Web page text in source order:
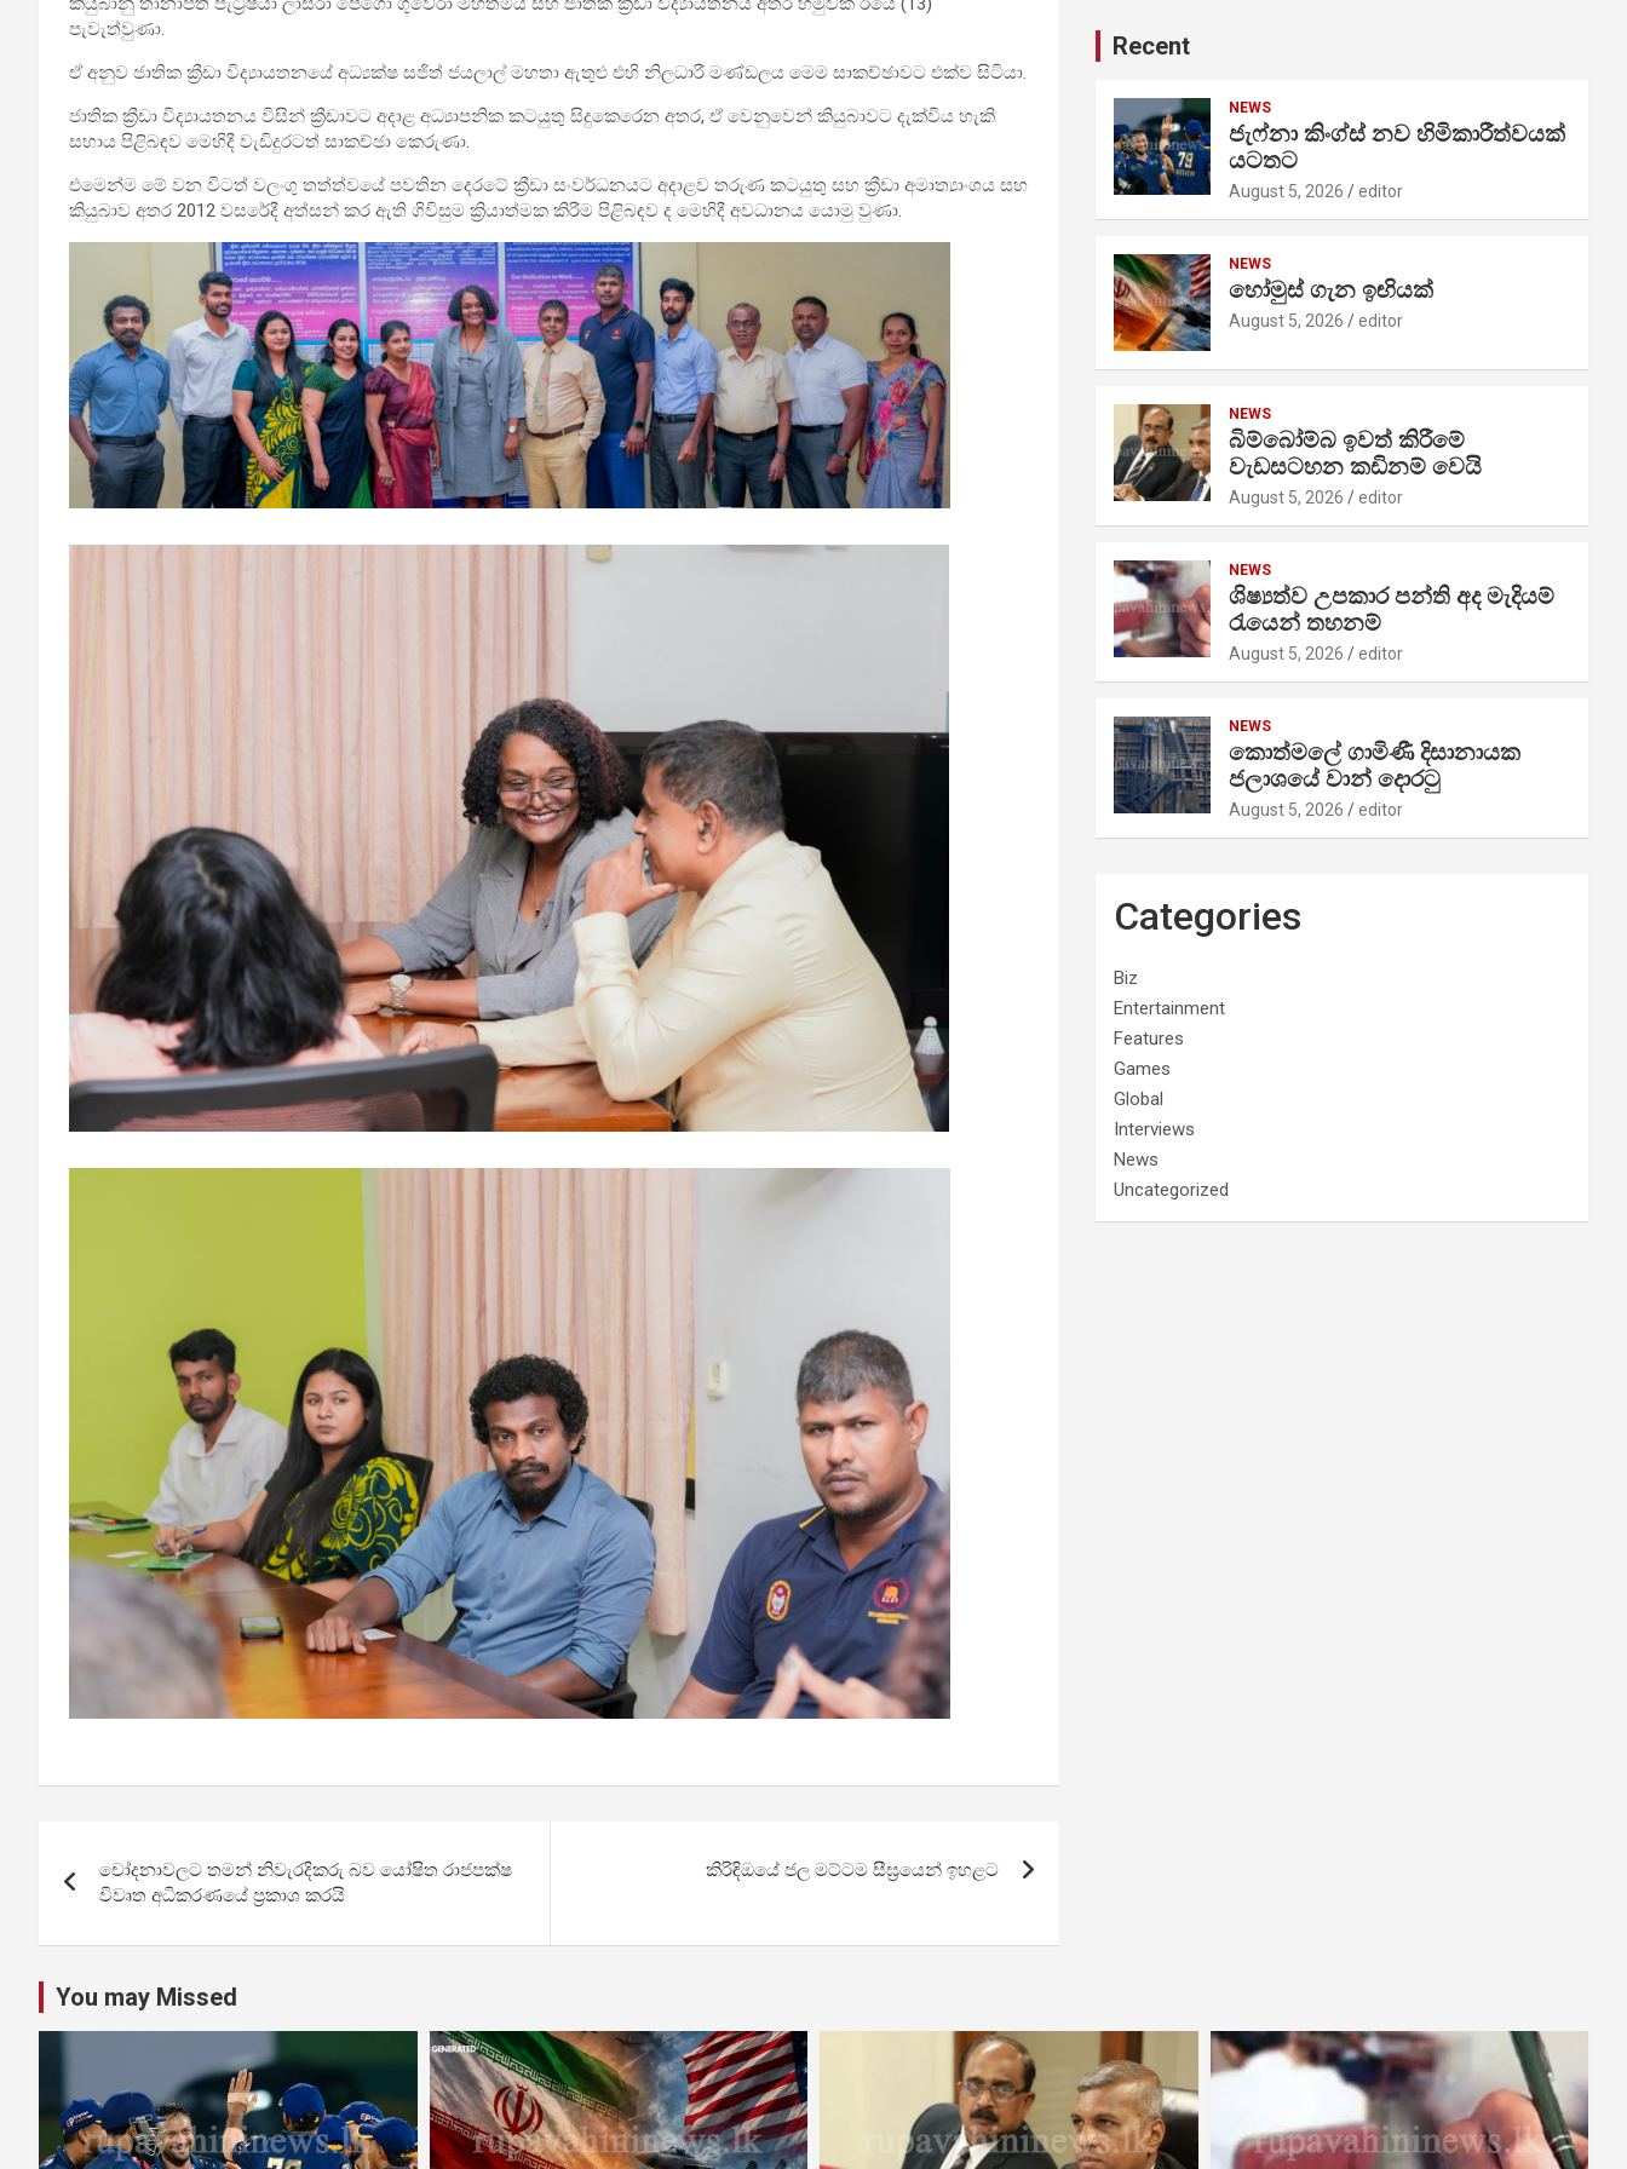
පැවැත්වුණා.
ඒ අනුව ජාතික ක්‍රීඩා විද්‍යායතනයේ අධ්‍යක්ෂ සජිත් ජයලාල් මහතා ඇතුළු එහි නිලධාරී මණ්ඩලය මෙම සාකච්ඡාවට එක්ව සිටියා.
ජාතික ක්‍රීඩා විද්‍යායතනය විසින් ක්‍රීඩාවට අදාළ අධ්‍යාපනික කටයුතු සිදුකෙරෙන අතර, ඒ වෙනුවෙන් කියුබාවට දැක්විය හැකි
සහාය පිළිබඳව මෙහිදී වැඩිදුරටත් සාකච්ඡා කෙරුණා.
එමෙන්ම මේ වන විටත් වලංගු තත්ත්වයේ පවතින දෙරටේ ක්‍රීඩා සංවර්ධනයට අදාළව තරුණ කටයුතු සහ ක්‍රීඩා අමාත්‍යාංශය සහ
කියුබාව අතර 2012 වසරේදී අත්සන් කර ඇති ගිවිසුම ක්‍රියාත්මක කිරීම පිළිබඳව ද මෙහිදී අවධානය යොමු වුණා.
navigation
චෝදනාවලට තමන් නිවැරදිකරු බව යෝෂිත රාජපක්ෂ
විවෘත අධිකරණයේ ප්‍රකාශ කරයි
කිරිඳිඔයේ ජල මට්ටම සීඝ්‍රයෙන් ඉහළට
Recent
NEWS
ජැෆ්නා කිංග්ස් නව හිමිකාරීත්වයක්
යටතට
August 5, 2026 editor
NEWS
හෝමුස් ගැන ඉඟියක්
August 5, 2026 editor
NEWS
බිම්බෝම්බ ඉවත් කිරීමේ
වැඩසටහන කඩිනම් වෙයි
August 5, 2026 editor
NEWS
ශිෂ්‍යත්ව උපකාර පන්ති අද මැදියම්
රැයෙන් තහනම්
August 5, 2026 editor
NEWS
කොත්මලේ ගාමිණී දිසානායක
ජලාශයේ වාන් දොරටු
August 5, 2026 editor
Categories
Biz
Entertainment
Features
Games
Global
Interviews
News
Uncategorized
You may Missed